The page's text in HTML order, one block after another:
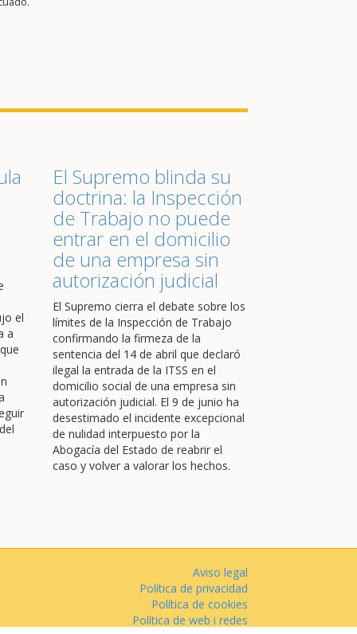
el
a
El Supremo blinda su
doctrina: la Inspección
de Trabajo no puede
entrar en el domicilio
de una empresa sin
autorización judicial
El Supremo cierra el debate sobre los
límites de la Inspección de Trabajo
confirmando la firmeza de la
sentencia del 14 de abril que declaró
ilegal la entrada de la ITSS en el
domicilio social de una empresa sin
autorización judicial. El 9 de junio ha
desestimado el incidente excepcional
de nulidad interpuesto por la
Abogacía del Estado de reabrir el
caso y volver a valorar los hechos.
Aviso legal
Política de privacidad
Política de cookies
Política de web i redes